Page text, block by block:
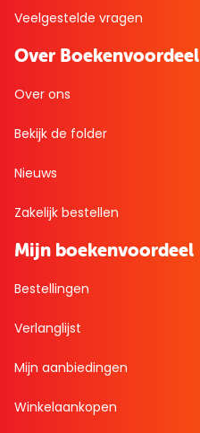
Veelgestelde vragen
Over Boekenvoordeel
Over ons
Bekijk de folder
Nieuws
Zakelijk bestellen
Mijn boekenvoordeel
Bestellingen
Verlanglijst
Mijn aanbiedingen
Winkelaankopen